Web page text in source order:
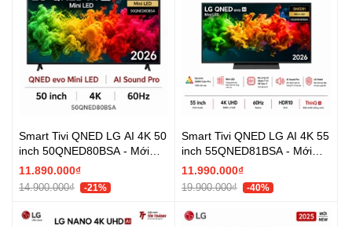
Smart Tivi QNED LG AI 4K 50
inch 50QNED80BSA - Mới
2026
11.890.000₫
14.900.000₫ -21%
Smart Tivi QNED LG AI 4K 55
inch 55QNED81BSA - Mới
2026
11.990.000₫
19.900.000₫ -40%